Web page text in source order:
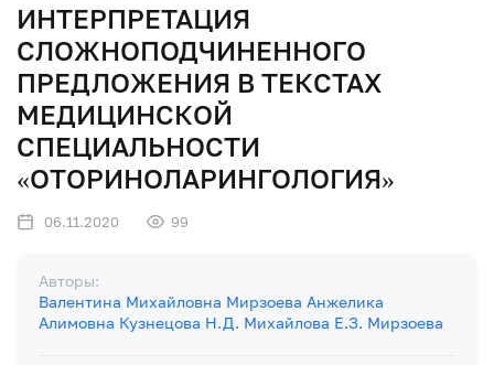
ИНТЕРПРЕТАЦИЯ
СЛОЖНОПОДЧИНЕННОГО
ПРЕДЛОЖЕНИЯ В ТЕКСТАХ
МЕДИЦИНСКОЙ
СПЕЦИАЛЬНОСТИ
«ОТОРИНОЛАРИНГОЛОГИЯ»
06.11.2020 99
Авторы:
Валентина Михайловна Мирзоева Анжелика
Алимовна Кузнецова Н.Д. Михайлова Е.З. Мирзоева